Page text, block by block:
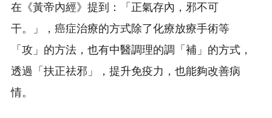
在《黃帝內經》提到：「正氣存內，邪不可
干。」， 癌症治療的方式除了化療放療手術等
「攻」的方法， 也有中醫調理的調「補」的方式，
透過「扶正祛邪」，提升免疫力， 也能夠改善病
情。